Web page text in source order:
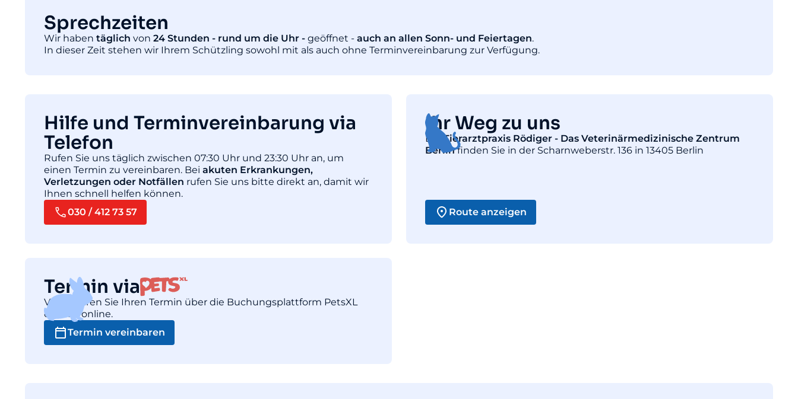
Sprechzeiten
Wir haben täglich von 24 Stunden - rund um die Uhr - geöffnet - auch an allen Sonn- und Feiertagen.
In dieser Zeit stehen wir Ihrem Schützling sowohl mit als auch ohne Terminvereinbarung zur Verfügung.
Hilfe und Terminvereinbarung via
Telefon
Rufen Sie uns täglich zwischen 07:30 Uhr und 23:30 Uhr an, um
einen Termin zu vereinbaren. Bei akuten Erkrankungen,
Verletzungen oder Notfällen rufen Sie uns bitte direkt an, damit wir
Ihnen schnell helfen können.
030 / 412 73 57
Ihr Weg zu uns
Die
Tierarztpraxis Rödiger - Das Veterinärmedizinische Zentrum
Berlinfinden Sie in der Scharnweberstr. 136 in 13405 Berlin
Route anzeigen
Termin via
Vereinbaren Sie Ihren Termin über die Buchungsplattform PetsXL
einfach online.
Termin vereinbaren